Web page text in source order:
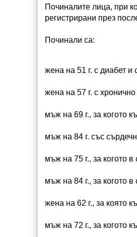
Починалите лица, при
регистрирани през
Починали са:
жена на 51 г. с диабет и
жена на 57 г. с
мъж на 69 г., за когото
мъж на 84 г. със
мъж на 75 г., за когото
мъж на 84 г., за когото
жена на 62 г., за която
мъж на 72 г., за когото